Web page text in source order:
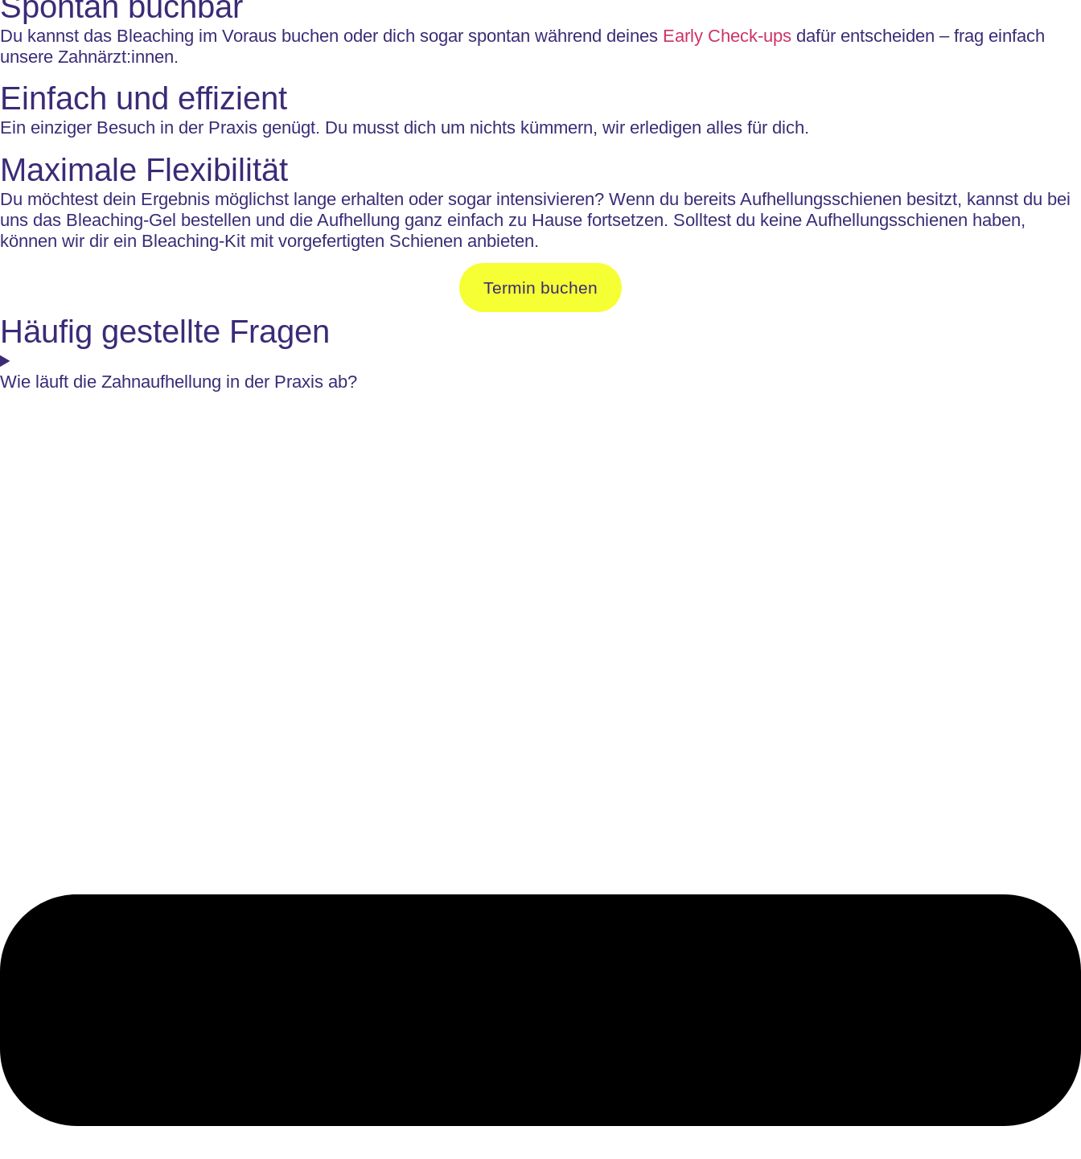
Du kannst das Bleaching im Voraus buchen oder dich sogar spontan während deines Early Check-ups dafür entscheiden – frag einfach
unsere Zahnärzt:innen.
Einfach und effizient
Ein einziger Besuch in der Praxis genügt. Du musst dich um nichts kümmern, wir erledigen alles für dich.
Maximale Flexibilität
Du möchtest dein Ergebnis möglichst lange erhalten oder sogar intensivieren? Wenn du bereits Aufhellungsschienen besitzt, kannst du bei
uns das Bleaching-Gel bestellen und die Aufhellung ganz einfach zu Hause fortsetzen. Solltest du keine Aufhellungsschienen haben,
können wir dir ein Bleaching-Kit mit vorgefertigten Schienen anbieten.
Termin buchen
Häufig gestellte Fragen
Wie läuft die Zahnaufhellung in der Praxis ab?